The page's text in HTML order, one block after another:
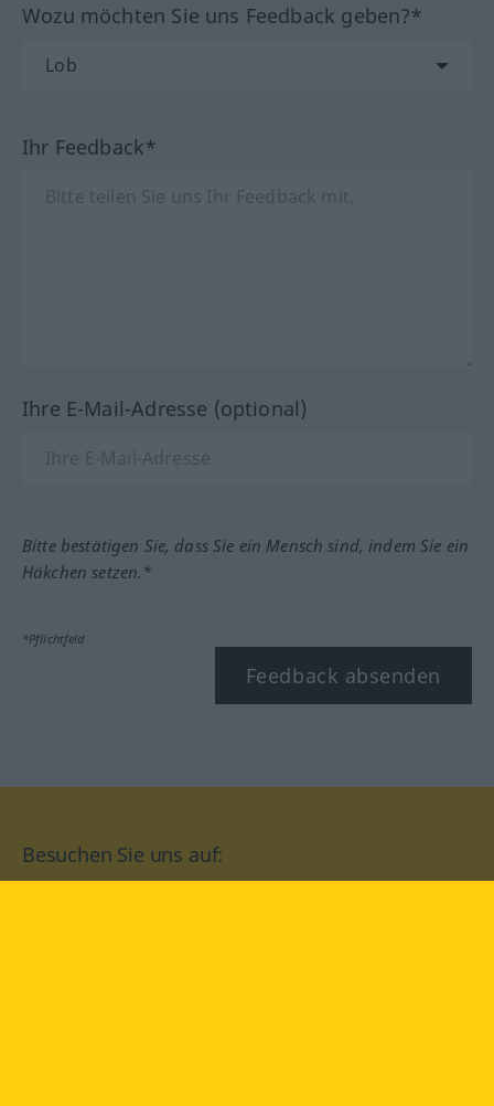
Wozu möchten Sie uns Feedback geben?*
Ihr Feedback*
Ihre E-Mail-Adresse (optional)
Bitte bestätigen Sie, dass Sie ein Mensch sind, indem Sie ein
Häkchen setzen.*
*Pflichtfeld
Feedback absenden
Besuchen Sie uns auf: